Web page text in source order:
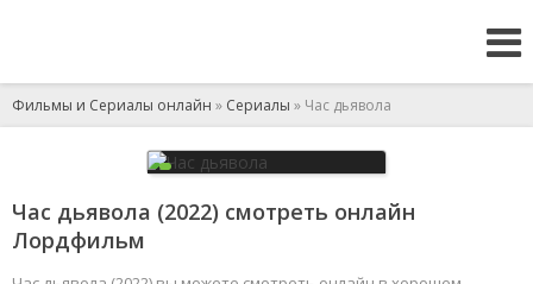
Фильмы и Сериалы онлайн » Сериалы » Час дьявола
Час дьявола (2022) смотреть онлайн
Лордфильм